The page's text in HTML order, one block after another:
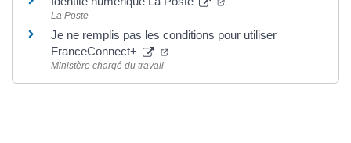
La Poste
Je ne remplis pas les conditions pour utiliser
FranceConnect+
Ministère chargé du travail